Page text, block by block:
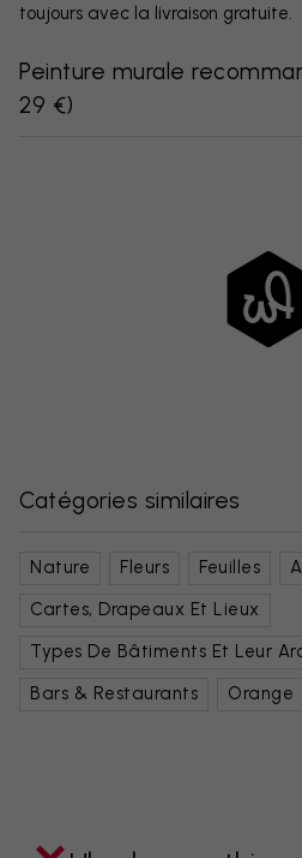
toujours avec la livraison gratuite.
Peinture murale
29 €)
Catégories similaires
Nature Fleurs Feuilles
Cartes, Drapeaux Et Lieux
Types De Bâtiments Et Leur
Bars & Restaurants
Orange